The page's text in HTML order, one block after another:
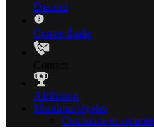
Discord
Centre d'aide
Affiliation
Mentions légales
Confiance et sécurité